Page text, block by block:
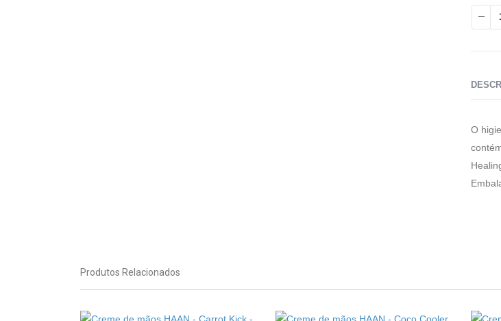
O
Produtos Relacionados